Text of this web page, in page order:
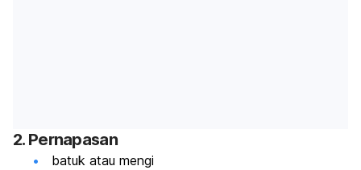
2. Pernapasan
batuk atau mengi